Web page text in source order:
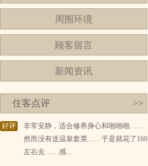
周围环境
顾客留言
新闻资讯
住客点评 >>
好评
非常安静，适合修养身心和啪啪啪……
然而没有送温泉套票……于是就花了160
左右去……感...